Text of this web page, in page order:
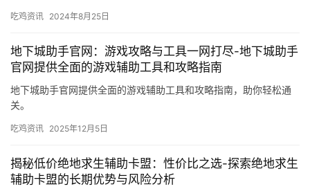
吃鸡资讯 2024年8月25日
地下城助手官网：游戏攻略与工具一网打尽-地下城助手
官网提供全面的游戏辅助工具和攻略指南
地下城助手官网提供全面的游戏辅助工具和攻略指南，助你轻松通
关。
吃鸡资讯 2025年12月5日
揭秘低价绝地求生辅助卡盟：性价比之选-探索绝地求生
辅助卡盟的长期优势与风险分析